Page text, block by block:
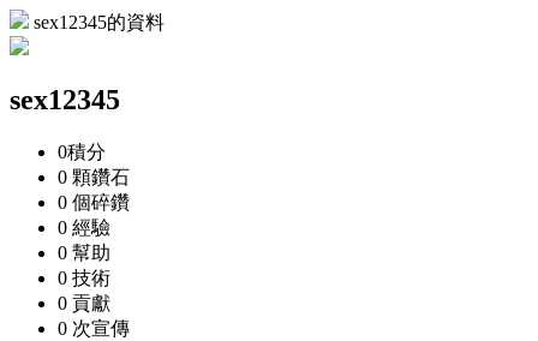
sex12345的資料
sex12345
0積分
0 顆鑽石
0 個碎鑽
0 經驗
0 幫助
0 技術
0 貢獻
0 次宣傳